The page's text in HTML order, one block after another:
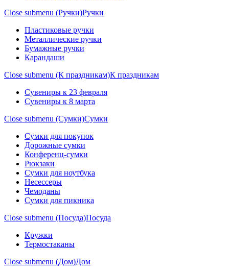
Close submenu (Ручки)Ручки
Пластиковые ручки
Металлические ручки
Бумажные ручки
Карандаши
Close submenu (К праздникам)К праздникам
Сувениры к 23 февраля
Сувениры к 8 марта
Close submenu (Сумки)Сумки
Сумки для покупок
Дорожные сумки
Конференц-сумки
Рюкзаки
Сумки для ноутбука
Несессеры
Чемоданы
Сумки для пикника
Close submenu (Посуда)Посуда
Кружки
Термостаканы
Close submenu (Дом)Дом